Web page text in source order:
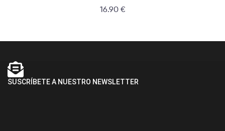
16.90 €
SUSCRÍBETE A NUESTRO NEWSLETTER